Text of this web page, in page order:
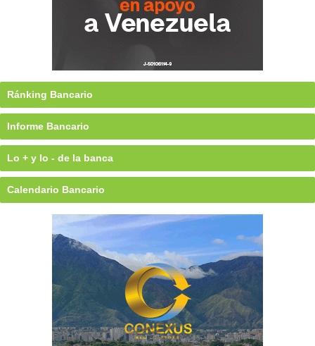
Ránking Bancario
Informe Bancario
Lo + y lo - de la banca
Calendario Bancario